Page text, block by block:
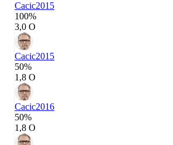
Cacic2015
100%
3,0 О
Cacic2015
50%
1,8 О
Cacic2016
50%
1,8 О